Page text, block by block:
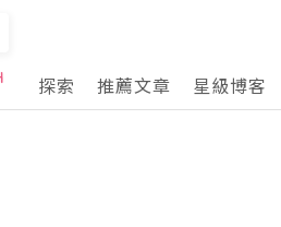
探索 推薦文章 星級博客